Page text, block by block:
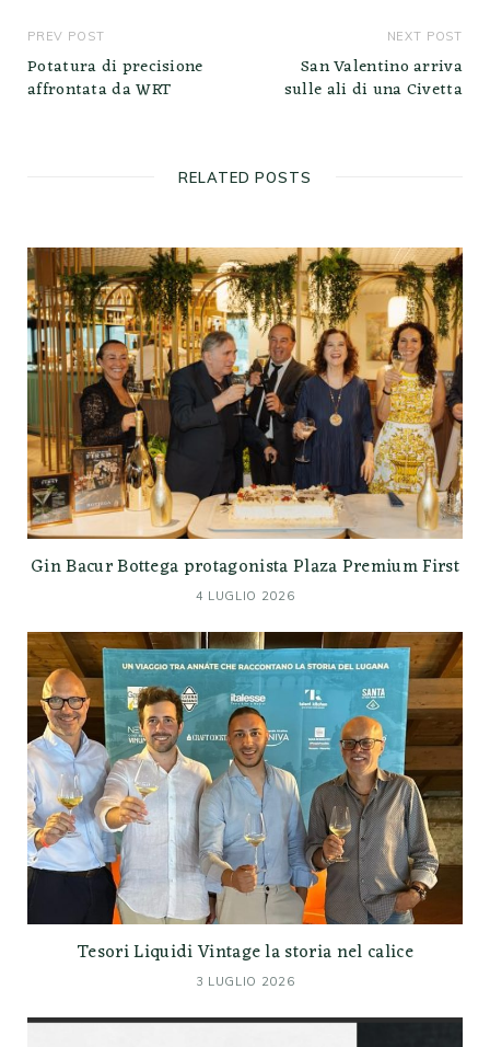
PREV POST
Potatura di precisione
affrontata da WRT
NEXT POST
San Valentino arriva
sulle ali di una Civetta
RELATED POSTS
Gin Bacur Bottega protagonista Plaza Premium First
4 LUGLIO 2026
Tesori Liquidi Vintage la storia nel calice
3 LUGLIO 2026